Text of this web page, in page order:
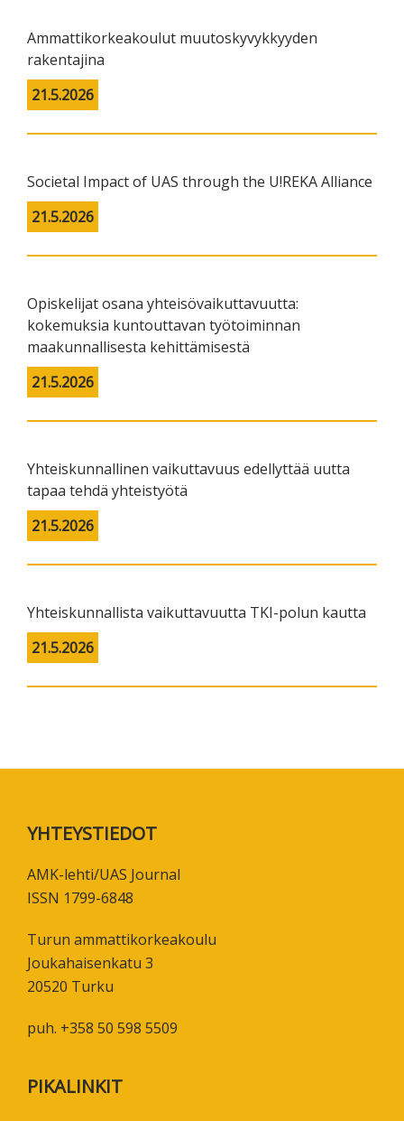
Ammattikorkeakoulut muutoskyvykkyyden
rakentajina
21.5.2026
Societal Impact of UAS through the U!REKA Alliance
21.5.2026
Opiskelijat osana yhteisövaikuttavuutta:
kokemuksia kuntouttavan työtoiminnan
maakunnallisesta kehittämisestä
21.5.2026
Yhteiskunnallinen vaikuttavuus edellyttää uutta
tapaa tehdä yhteistyötä
21.5.2026
Yhteiskunnallista vaikuttavuutta TKI-polun kautta
21.5.2026
Footer
YHTEYSTIEDOT
AMK-lehti/UAS Journal
ISSN 1799-6848
Turun ammattikorkeakoulu
Joukahaisenkatu 3
20520 Turku
puh. +358 50 598 5509
PIKALINKIT